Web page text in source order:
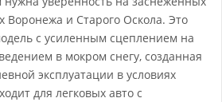
Воронежа и Старого Оскола. Это
с усиленным сцеплением на
в мокром снегу, созданная
эксплуатации в условиях
для легковых авто с